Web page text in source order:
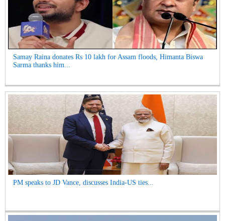
Samay Raina donates Rs 10 lakh for Assam floods, Himanta Biswa
Sarma thanks him...
PM speaks to JD Vance, discusses India-US ties...